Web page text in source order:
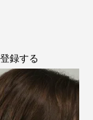
もの
ァッシ
にもっ
録する